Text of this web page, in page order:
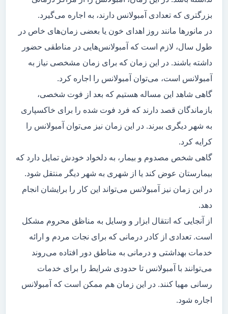
بزرگتری که تعدادی آمبولانس دارند، به اجاره می‌گیرد.
در مانور‌ها مانند روز اهدای خون یا بعضی زمان‌های خاص در
طول سال، لازم است که آمبولانس‌هایی در مناطقی حضور
داشته باشند. در این زمان که برای زمان مشخصی نیاز به
آمبولانس است، می‌توان آمبولانس را اجاره کرد.
گاهی شاهد این مساله هستیم که بعد از فوت شخصی،
بازماندگان قصد دارند که فرد فوت شده را برای خاکسپاری
به شهر دیگری ببرند. در این زمان نیز می‌توان آمبولانس را
کرایه کرد.
گاهی شخص مصدوم و بیمار، به دلخواد خودش تمایل دارد که
بیمارستان عوض کند یا از شهری به شهر دیگر منتقل شود.
در این زمان نیز آمبولانس می‌تواند این کار را برایشان انجام
دهد.
از آنجایی که انتقال ابزار و وسایل به مناظق محروم مشکل
است. تعدادی از کادر درمانی که برای نجات مردم و ارائه
خدمات بهداشتی و درمانی به مناطق دور افتاده می‌روند
می‌توانند با آمبولانس تا حدودی شرایط را برای خدمات
رسانی مهیا کنند. در این زمان هم ممکن است که آمبولانس
اجاره شود.